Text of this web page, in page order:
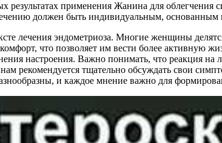
применения Жанина для облегчения
должен быть индивидуальным, основанным
лечения эндометриоза. Многие женщины
что позволяет им вести более активную
настроения. Важно понимать, что реакция
рекомендуется тщательно обсуждать свои
и каждое мнение важно для